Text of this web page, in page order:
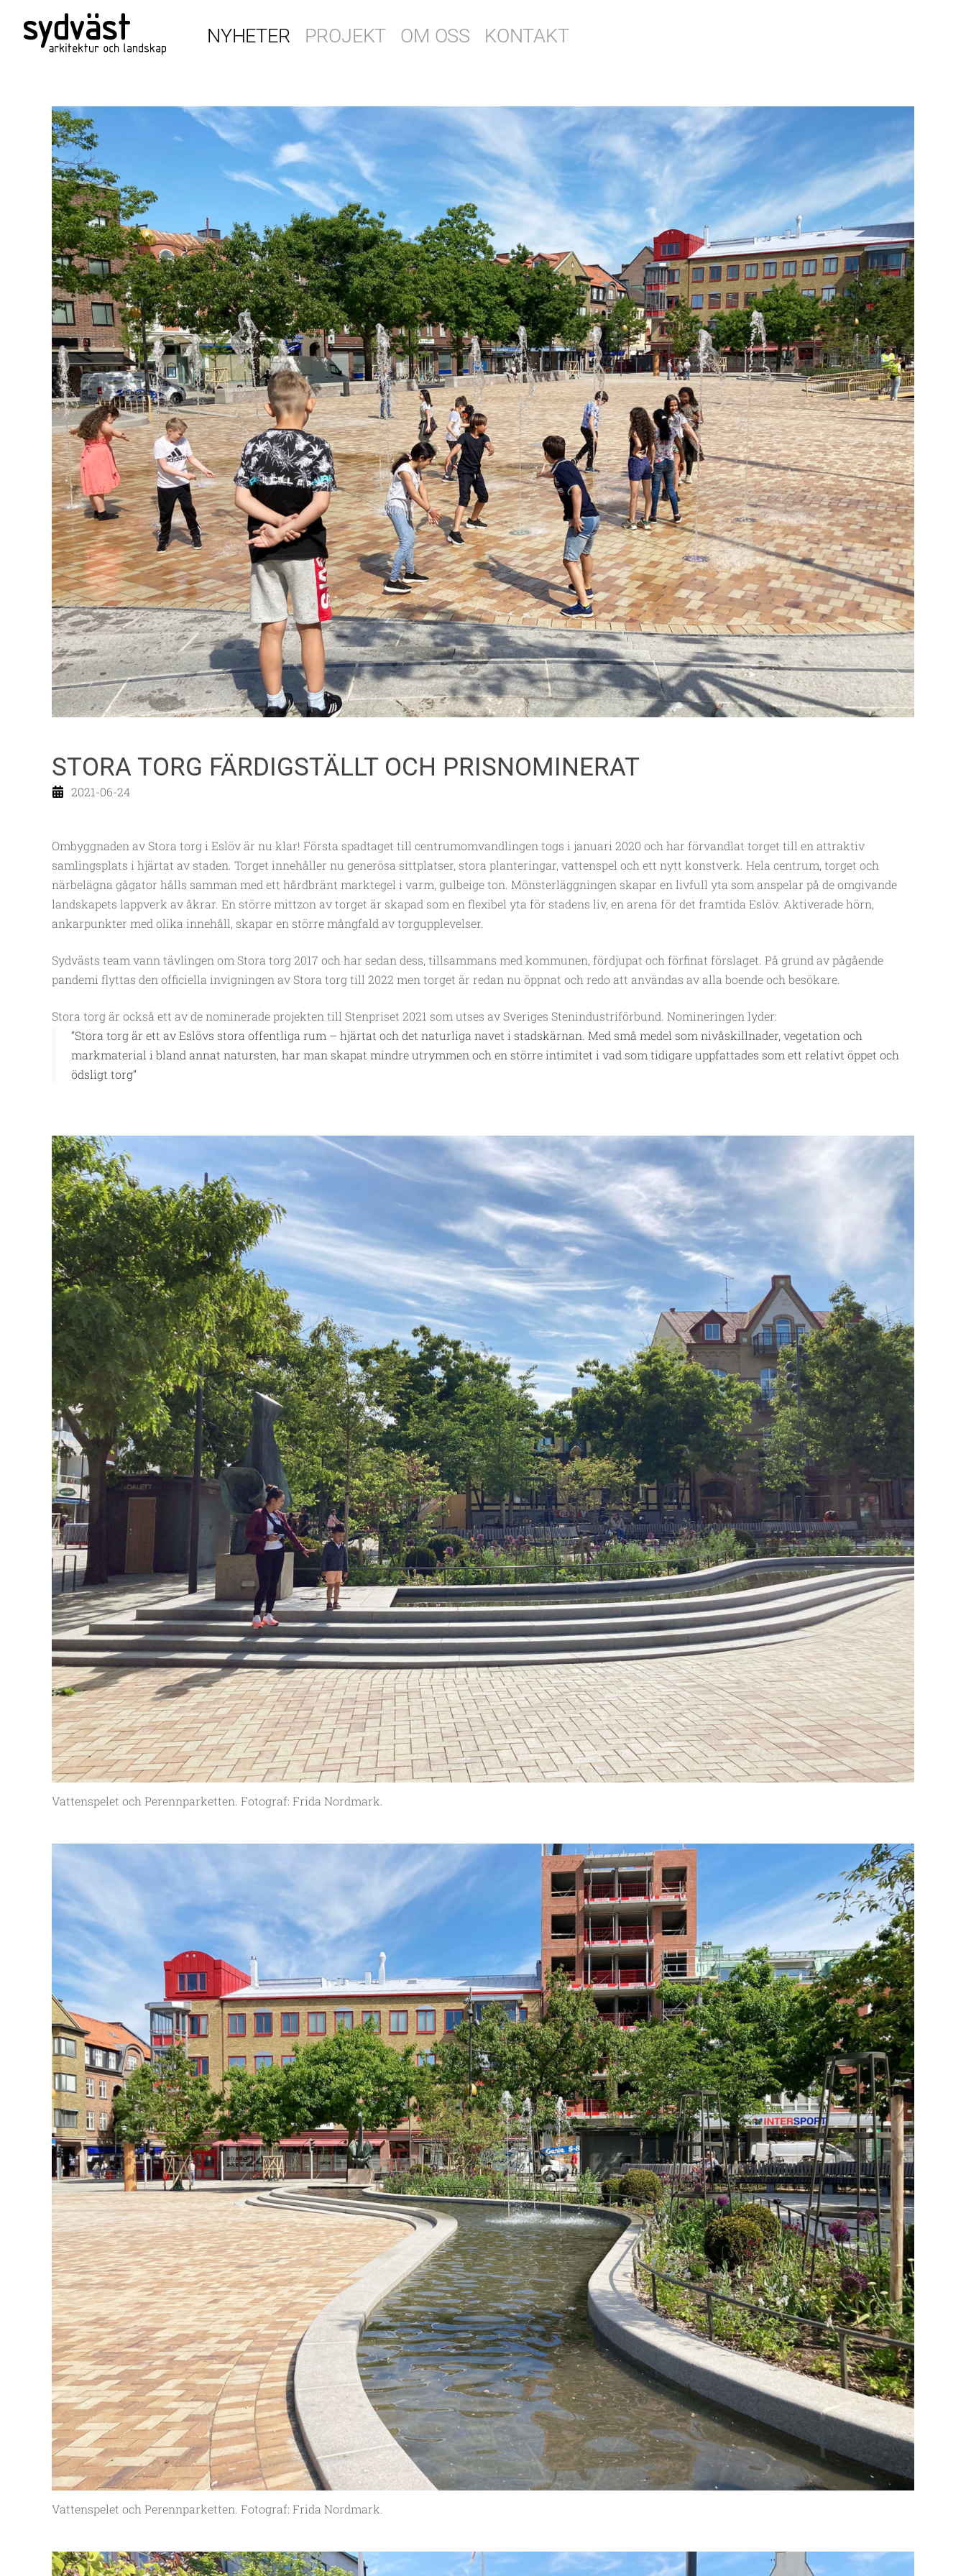
NYHETER PROJEKT OM OSS KONTAKT
STORA TORG FÄRDIGSTÄLLT OCH PRISNOMINERAT
2021-06-24
Ombyggnaden av Stora torg i Eslöv är nu klar! Första spadtaget till centrumomvandlingen togs i januari 2020 och har förvandlat torget till en attraktiv
samlingsplats i hjärtat av staden. Torget innehåller nu generösa sittplatser, stora planteringar, vattenspel och ett nytt konstverk. Hela centrum, torget och
närbelägna gågator hålls samman med ett hårdbränt marktegel i varm, gulbeige ton. Mönsterläggningen skapar en livfull yta som anspelar på de omgivande
landskapets lappverk av åkrar. En större mittzon av torget är skapad som en flexibel yta för stadens liv, en arena för det framtida Eslöv. Aktiverade hörn,
ankarpunkter med olika innehåll, skapar en större mångfald av torgupplevelser.
Sydvästs team vann tävlingen om Stora torg 2017 och har sedan dess, tillsammans med kommunen, fördjupat och förfinat förslaget. På grund av pågående
pandemi flyttas den officiella invigningen av Stora torg till 2022 men torget är redan nu öppnat och redo att användas av alla boende och besökare.
Stora torg är också ett av de nominerade projekten till Stenpriset 2021 som utses av Sveriges Stenindustriförbund. Nomineringen lyder:
“Stora torg är ett av Eslövs stora offentliga rum – hjärtat och det naturliga navet i stadskärnan. Med små medel som nivåskillnader, vegetation och
markmaterial i bland annat natursten, har man skapat mindre utrymmen och en större intimitet i vad som tidigare uppfattades som ett relativt öppet och
ödsligt torg”
Vattenspelet och Perennparketten. Fotograf: Frida Nordmark.
Vattenspelet och Perennparketten. Fotograf: Frida Nordmark.